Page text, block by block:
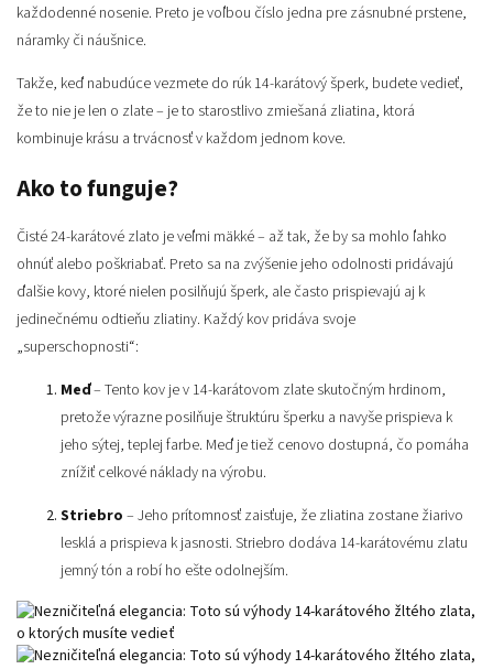
každodenné nosenie. Preto je voľbou číslo jedna pre zásnubné prstene,
náramky či náušnice.
Takže, keď nabudúce vezmete do rúk 14-karátový šperk, budete vedieť,
že to nie je len o zlate – je to starostlivo zmiešaná zliatina, ktorá
kombinuje krásu a trvácnosť v každom jednom kove.
Ako to funguje?
Čisté 24-karátové zlato je veľmi mäkké – až tak, že by sa mohlo ľahko
ohnúť alebo poškriabať. Preto sa na zvýšenie jeho odolnosti pridávajú
ďalšie kovy, ktoré nielen posilňujú šperk, ale často prispievajú aj k
jedinečnému odtieňu zliatiny. Každý kov pridáva svoje
„superschopnosti“:
Meď– Tento kov je v 14-karátovom zlate skutočným hrdinom,
pretože výrazne posilňuje štruktúru šperku a navyše prispieva k
jeho sýtej, teplej farbe. Meď je tiež cenovo dostupná, čo pomáha
znížiť celkové náklady na výrobu.
Striebro – Jeho prítomnosť zaisťuje, že zliatina zostane žiarivo
lesklá a prispieva k jasnosti. Striebro dodáva 14-karátovému zlatu
jemný tón a robí ho ešte odolnejším.